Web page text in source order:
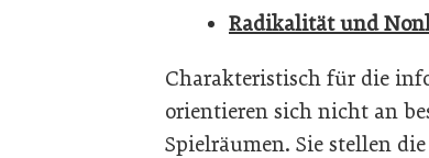
Radikalität und
Charakteristisch für die
orientieren sich nicht an
Spielräumen. Sie stellen